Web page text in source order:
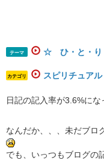
テーマ ☆ ひ・と・
カテゴリ スピリチュア
日記の記入率が3.6%にな
なんだか、、、未だブロ
でも、いっつもブログの